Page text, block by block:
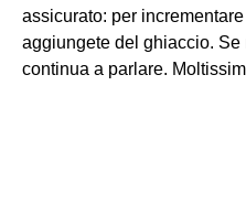
assicurato: per
aggiungete del ghiaccio.
continua a parlare.